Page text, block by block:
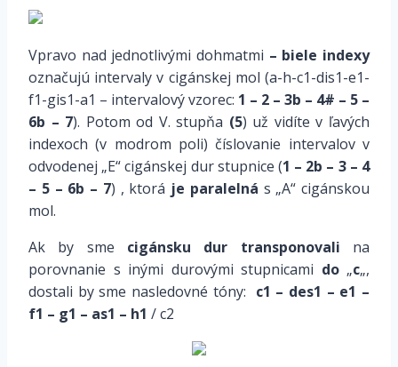
Vpravo nad jednotlivými dohmatmi – biele indexy
označujú intervaly v cigánskej mol (a-h-c1-dis1-e1-
f1-gis1-a1 – intervalový vzorec: 1 – 2 – 3b – 4# – 5 –
6b – 7). Potom od V. stupňa (5) už vidíte v ľavých
indexoch (v modrom poli) číslovanie intervalov v
odvodenej „E“ cigánskej dur stupnice (1 – 2b – 3 – 4
– 5 – 6b – 7) , ktorá je paralelná s „A“ cigánskou
mol.
Ak by sme cigánsku dur transponovali na
porovnanie s inými durovými stupnicami do„c„,
dostali by sme nasledovné tóny: c1 – des1 – e1 –
f1 – g1 – as1 – h1 / c2